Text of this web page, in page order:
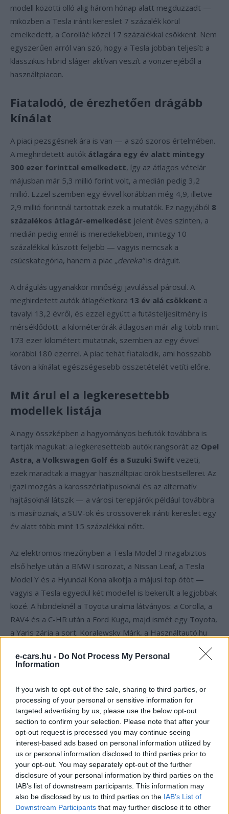
e-cars.hu - Do Not Process My Personal
Information
If you wish to opt-out of the sale, sharing to third parties, or
processing of your personal or sensitive information for
targeted advertising by us, please use the below opt-out
section to confirm your selection. Please note that after your
opt-out request is processed you may continue seeing
interest-based ads based on personal information utilized by
us or personal information disclosed to third parties prior to
your opt-out. You may separately opt-out of the further
disclosure of your personal information by third parties on the
IAB’s list of downstream participants. This information may
also be disclosed by us to third parties on the IAB’s List of
Downstream Participants that may further disclose it to other
modell közötti olló alig három hónap alatt megduzzadt —
miközben a Tesla iránti kereslet 7 százalék körül
emelkedett, a Corolláé közel 17 százalékkal csökkent. Nem
egyszerűen arról van szó, hogy a Tesla jobban teljesít: a
klasszikus hibrid sláger aktívan veszít a vonzerejéből a
használtpiacon.
Fiatalodó, de érezhetően drágább
kínálat
A piaci pezsgésnek ára is van — a szó szoros értelmében.
A meghirdetett autók átlagára egy év alatt mintegy
300 ezer forinttal emelkedett, így az átlagos vételár
májusban már 5,3 millió forint volt, a medián pedig 3,2
millió. Ezzel szemben egy évvel korábban még 4,9, illetve
2,9 millió forintnál tartottak ezek a mutatók. Ez nagyjából 8
százalékos átlagár-emelkedést jelent éves szinten, a
medián pedig ennél is meredekebben, mintegy 10
százalékkal kúszott feljebb — vagyis nemcsak a
csúcskategória, hanem a piac „dereka”is drágult.
A drágulás ugyanakkor minőségi javulással párosul. A
meghirdetett autók átlagéletkora 13 év alá csökkent a
tavalyi 13,2 évről, és ezzel együtt a futásteljesítmény is
mérséklődött: a kilométerórák átlagosan már alig több mint
173 ezer kilométert mutatnak, szemben az egy évvel
korábbi 180 ezerrel. A piac tehát fiatalodik, ami hosszabb
távon a kínálat egészségesebb összetételét vetíti előre.
Mit árul el a legkeresettebb
modellek listája
A nagy összképben a hagyományos befutók továbbra is
tartják magukat: a legkeresettebb autók rangsorát az Opel
Astra, a Volkswagen Golf és a Suzuki Swift vezeti,
ezek maradtak a magyar használtpiac örök bestsellerei. Az
igazi mozgás a karosszériatípusoknál és az alternatív
hajtásoknál látszik — a városi terepjárók például továbbra
is masíroznak, a SUV-ok és crossoverek iránti kereslet egy
év alatt több mint 15 százalékkal nőtt.
Az elektromos mezőnyben a Tesla Model 3 magabiztos
első helye után a BMW i sorozat, a Nissan Leaf, a Tesla
Model Y és a Hyundai Kona alkotja a májusi top ötöt —
vagyis a Tesla egyedül két modellel is bekerült a legjobbak
közé. A hibrideknél a Toyota uralma látványos: a Corolla, a
RAV4 és a C-HR után a Ford Kuga, majd ismét egy Toyota,
a Yaris zárja a sort. Koralewsky Márk, a Használtautó.hu
üzletágvezetője szerint a kínálat összetétele is kedvezően
alakul, hiszen a keresett autók átlagéletkora tovább
folyamatos fiatalodását jelzi.
A dízel lassan kihúzza a dugót
A piaci adatok talán legbeszédesebb tanulsága nem is a
Tesla menetelése, hanem a dízel csendes hanyatlása.
Miközben szinte minden más hajtáslánc iránt nőtt az
érdeklődés, a dízelmodellek több mint tizedével kevesebb
keresőt vonzottak, mint egy éve. Ez a trend illeszkedik a
tágabb európai képbe, ahol a szigorodó szabályozás és a